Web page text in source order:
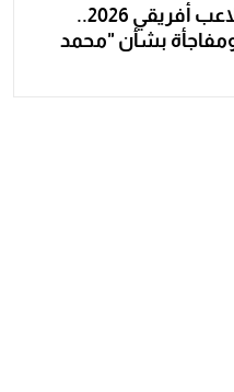
المرشحون لجائزة أفضل لاعب أفريقي 2026..
بشأن "محمد